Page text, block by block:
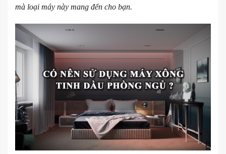
mà loại máy này mang đến cho bạn.